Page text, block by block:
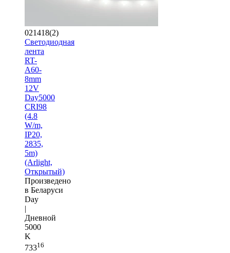
021418(2)
Светодиодная
лента
RT-
A60-
8mm
12V
Day5000
CRI98
(4.8
W/m,
IP20,
2835,
5m)
(Arlight,
Открытый)
Произведено
в Беларуси
Day
|
Дневной
5000
K
73316